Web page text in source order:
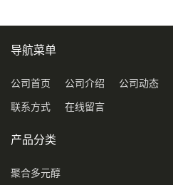
导航菜单
公司首页 公司介绍 公司动态
联系方式 在线留言
产品分类
聚合多元醇